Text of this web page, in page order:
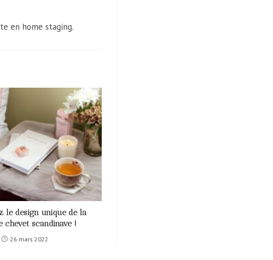
en home staging.
le design unique de la
chevet scandinave !
26 mars 2022